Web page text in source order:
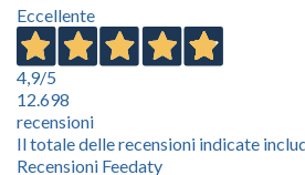
Eccellente
4,9/5
12.698
recensioni
Il totale delle recensioni indicate
Recensioni Feedaty